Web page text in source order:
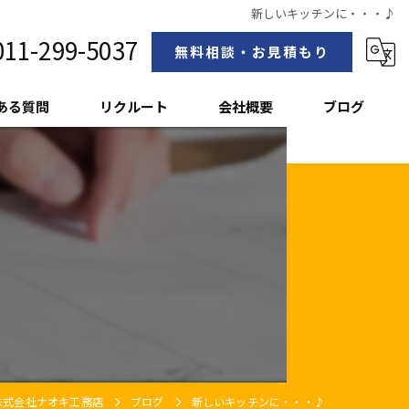
新しいキッチンに・・・♪
299-5037 無料相談・お見積もり
る質問 リクルート 会社概要
スタッフ紹介
ブログ
会社ナオキ工務店 ブログ 新しいキッチンに・・・♪